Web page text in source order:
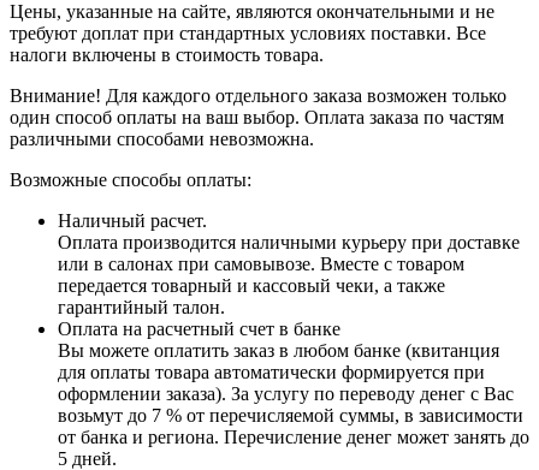
Цены, указанные на сайте, являются окончательными и не
требуют доплат при стандартных условиях поставки. Все
налоги включены в стоимость товара.
Внимание! Для каждого отдельного заказа возможен только
один способ оплаты на ваш выбор. Оплата заказа по частям
различными способами невозможна.
Возможные способы оплаты:
Наличный расчет.
Оплата производится наличными курьеру при доставке
или в салонах при самовывозе. Вместе с товаром
передается товарный и кассовый чеки, а также
гарантийный талон.
Оплата на расчетный счет в банке
Вы можете оплатить заказ в любом банке (квитанция
для оплаты товара автоматически формируется при
оформлении заказа). За услугу по переводу денег с Вас
возьмут до 7 % от перечисляемой суммы, в зависимости
от банка и региона. Перечисление денег может занять до
5 дней.